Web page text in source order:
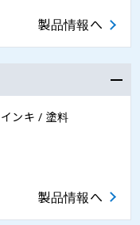
製品情報へ
ンキ / 塗料
製品情報へ